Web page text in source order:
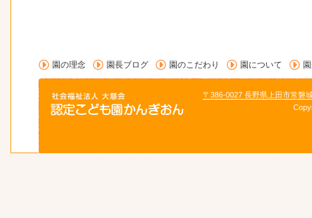
園の理念 園長ブログ 園のこだわり 園について
〒386-0027 長野県上田市常磐